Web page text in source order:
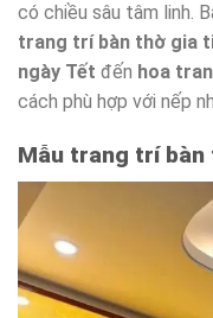
có chiều sâu tâm linh.
trang trí bàn thờ gia
ngày Tết đến hoa
cách phù hợp với nếp
Mẫu trang trí bàn